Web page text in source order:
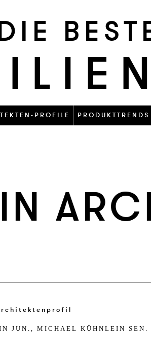
PROFILE PRODUKTTRENDS
JUN., MI­CHA­EL KÜHN­LEIN SEN.